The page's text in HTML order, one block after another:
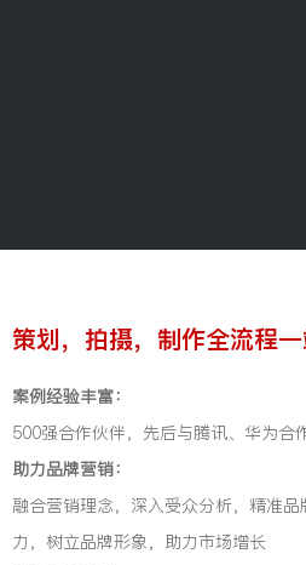
策划，拍摄，制作全流程
案例经验丰富：
500强合作伙伴，先后与腾讯、华为合
助力品牌营销：
融合营销理念，深入受众分析，精准
力，树立品牌形象，助力市场增长